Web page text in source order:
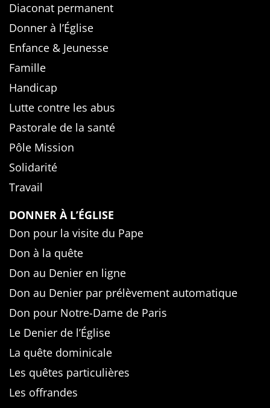
Diaconat permanent
Donner à l’Église
Enfance & Jeunesse
Famille
Handicap
Lutte contre les abus
Pastorale de la santé
Pôle Mission
Solidarité
Travail
DONNER À L’ÉGLISE
Don pour la visite du Pape
Don à la quête
Don au Denier en ligne
Don au Denier par prélèvement automatique
Don pour Notre-Dame de Paris
Le Denier de l’Église
La quête dominicale
Les quêtes particulières
Les offrandes